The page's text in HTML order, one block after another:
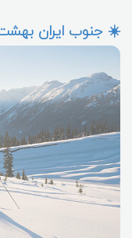
☀️ جنوب ایران